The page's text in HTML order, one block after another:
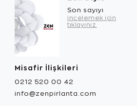
Son sayıyı
incelemek için
tıklayınız.
Misafir İlişkileri
0212 520 00 42
info@zenpirlanta.com